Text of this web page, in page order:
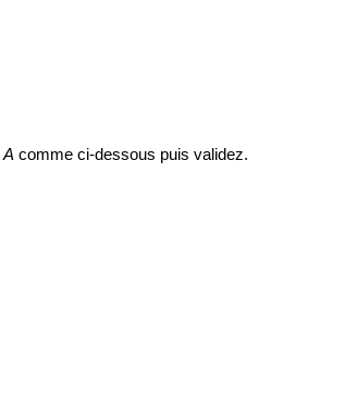
A comme ci-dessous puis validez.